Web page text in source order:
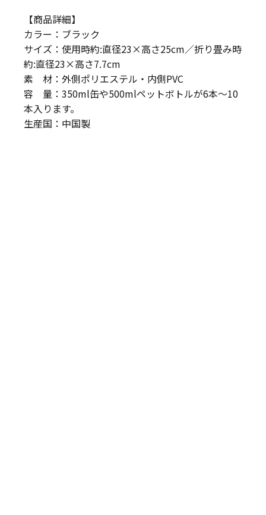
【商品詳細】
カラー：ブラック
サイズ：使用時約:直径23×高さ25cm／折り畳み時
約:直径23×高さ7.7cm
素 材：外側ポリエステル・内側PVC
容 量：350ml缶や500mlペットボトルが6本〜10
本入ります。
生産国：中国製